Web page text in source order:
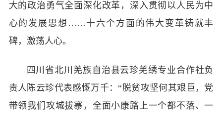
大的政治勇气全面深化改革，深入贯彻以人民为中
心的发展思想……十六个方面的伟大变革铸就丰
碑，激荡人心。
四川省北川羌族自治县云珍羌绣专业合作社负
责人陈云珍代表感慨万千：“脱贫攻坚何其艰巨，党
带领我们攻城拔寨，全面小康路上一个都不落、一